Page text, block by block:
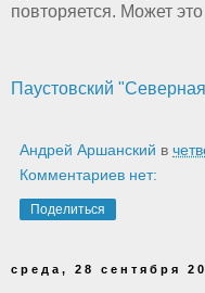
повторяется. Может
Паустовский
Андрей Аршанский в
Комментариев нет:
Поделиться
среда, 28 сентября